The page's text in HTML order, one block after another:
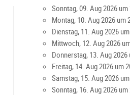
Monaten April bis Oktober
mit einer Fahrt auf der
das Salzachschiff
Verfügung.
10% Ermäßigung mit der
Card2026) bei der Online-
Sonntag, 09. Aug 2026 um
Montag, 10. Aug 2026 um
Dienstag, 11. Aug 2026
Mittwoch, 12. Aug 2026
Donnerstag, 13. Aug 2026
Freitag, 14. Aug 2026 um
Samstag, 15. Aug 2026
Sonntag, 16. Aug 2026 um